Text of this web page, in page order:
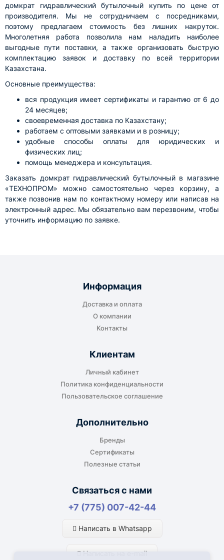
домкрат гидравлический бутылочный купить по цене от
производителя. Мы не сотрудничаем с посредниками,
поэтому предлагаем стоимость без лишних накруток.
Многолетняя работа позволила нам наладить наиболее
выгодные пути поставки, а также организовать быструю
комплектацию заявок и доставку по всей территории
Казахстана.
Основные преимущества:
вся продукция имеет сертификаты и гарантию от 6 до
24 месяцев;
своевременная доставка по Казахстану;
работаем с оптовыми заявками и в розницу;
удобные способы оплаты для юридических и
физических лиц;
помощь менеджера и консультация.
Заказать домкрат гидравлический бутылочный в магазине
«ТЕХНОПРОМ» можно самостоятельно через корзину, а
также позвонив нам по контактному номеру или написав на
электронный адрес. Мы обязательно вам перезвоним, чтобы
уточнить информацию по заявке.
Информация
Доставка и оплата
О компании
Контакты
Клиентам
Личный кабинет
Политика конфиденциальности
Пользовательское соглашение
Дополнительно
Бренды
Сертификаты
Полезные статьи
Связаться с нами
+7 (775) 007-42-44
Написать в Whatsapp
Написать на e-mail